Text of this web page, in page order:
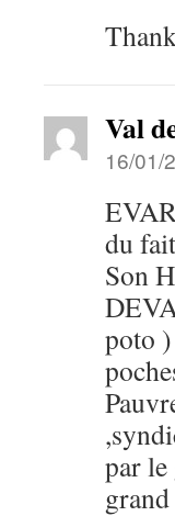
Val
16/01/
du
Son
poto
par